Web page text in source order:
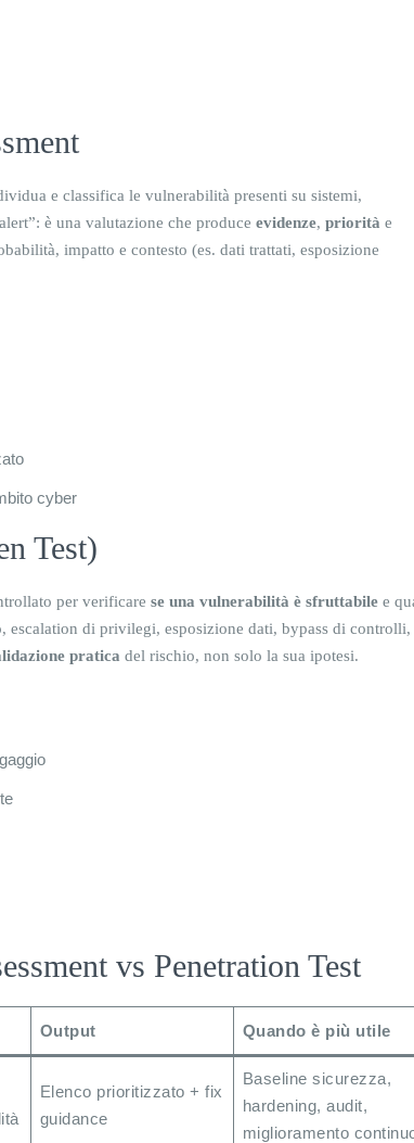
e classifica le vulnerabilità presenti su sistemi,
è una valutazione che produce evidenze, priorità e
impatto e contesto (es. dati trattati, esposizione
cyber
Test)
per verificare se una vulnerabilità è sfruttabile e
escalation di privilegi, esposizione dati, bypass di controlli,
pratica del rischio, non solo la sua ipotesi.
vs Penetration Test
Output Quando è più utile
Elenco prioritizzato + fix
guidance
Baseline sicurezza,
hardening, audit,
miglioramento